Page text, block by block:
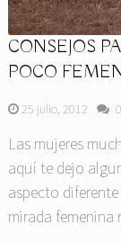
CONSEJOS
POCO
25 julio, 2012
Las mujeres
aquí te dejo
aspecto
mirada